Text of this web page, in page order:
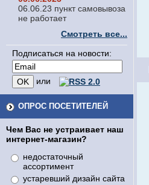
06.06.23 пункт самовывоза
не работает
Смотреть все...
Подписаться на новости:
или
ОПРОС ПОСЕТИТЕЛЕЙ
Чем Вас не устраивает наш
интернет-магазин?
недостаточный
ассортимент
устаревший дизайн сайта